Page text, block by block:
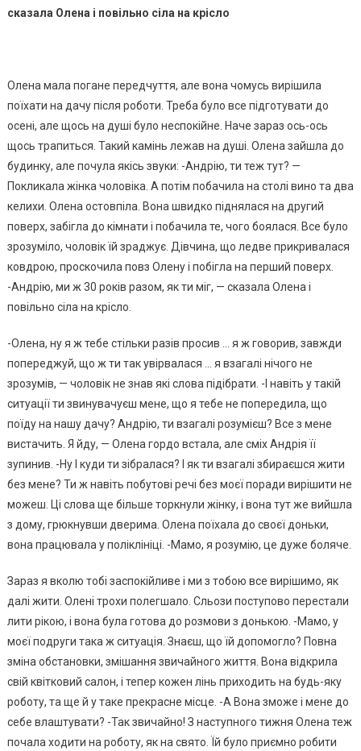
сказала Олена і повільно сіла на крісло
Олена мала погане передчуття, але вона чомусь вирішила
поїхати на дачу після роботи. Треба було все підготувати до
осені, але щось на душі було неспокійне. Наче зараз ось-ось
щось трапиться. Такий камінь лежав на душі. Олена зайшла до
будинку, але почула якісь звуки: -Андрію, ти теж тут? —
Покликала жінка чоловіка. А потім побачила на столі вино та два
келихи. Олена остовпіла. Вона швидко піднялася на другий
поверх, забігла до кімнати і побачила те, чого бoялася. Все було
зрозуміло, чоловік їй зраджує. Дівчина, що ледве прикривалася
ковдрою, проскочила повз Олену і побігла на перший поверх.
-Андрію, ми ж 30 років разом, як ти міг, — сказала Олена і
повільно сіла на крісло.
-Олена, ну я ж тебе стільки разів просив … я ж говорив, завжди
попереджуй, що ж ти так увірвалася … я взагалі нічого не
зрозумів, — чоловік не знав які слова підібрати. -І навіть у такій
ситуації ти звинувачуєш мене, що я тебе не попередила, що
поїду на нашу дачу? Андрію, ти взагалі розумієш? Все з мене
вистачить. Я йду, — Олена гордо встала, але сміх Андрія її
зупинив. -Ну І куди ти зібралася? І як ти взагалі збираєшся жити
без мене? Ти ж навіть побутові речі без моєї поради вирішити не
можеш. Ці слова ще більше торкнули жінку, і вона тут же вийшла
з дому, грюкнувши дверима. Олена поїхала до своєї доньки,
вона працювала у поліклініці. -Мамо, я розумію, це дуже боляче.
Зараз я вколю тобі заспокійливе і ми з тобою все вирішимо, як
далі жити. Олені трохи полегшало. Cльози поступово перестали
лити рікою, і вона була готова до розмови з донькою. -Мамо, у
моєї подруги така ж ситуація. Знаєш, що їй допомогло? Повна
зміна обстановки, змішання звичайного життя. Вона відкрила
свій квітковий салон, і тепер кожен лінь приходить на будь-яку
роботу, та ще й у таке прекрасне місце. -А Вона зможе і мене до
себе влаштувати? -Так звичайно! З наступного тижня Олена теж
почала ходити на роботу, як на свято. Їй було приємно робити